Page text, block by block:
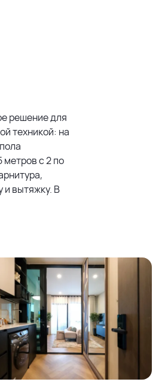
решение для
техникой: на
метров с 2 по
и вытяжку. В